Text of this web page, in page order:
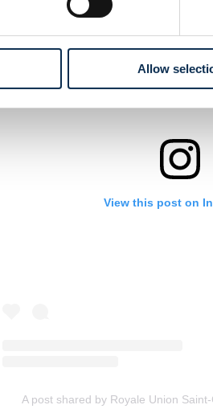
Allow
View this post on
A post shared by Royale Union